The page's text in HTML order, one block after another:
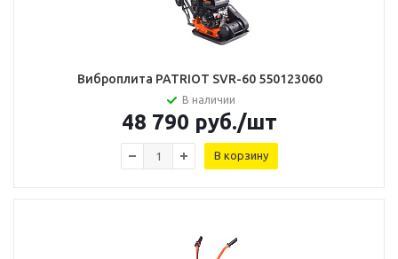
Виброплита PATRIOT SVR-60 550123060
В наличии
48 790 руб./шт
В корзину